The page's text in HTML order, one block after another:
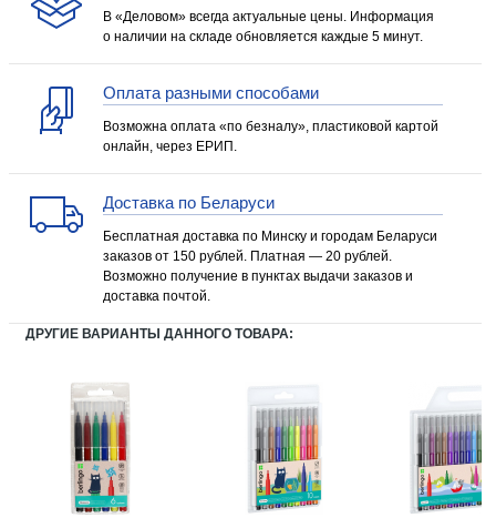
В «Деловом» всегда актуальные цены. Информация
о наличии на складе обновляется каждые 5 минут.
Оплата разными способами
Возможна оплата «по безналу», пластиковой картой
онлайн, через ЕРИП.
Доставка по Беларуси
Бесплатная доставка по Минску и городам Беларуси
заказов от 150 рублей. Платная — 20 рублей.
Возможно получение в пунктах выдачи заказов и
доставка почтой.
ДРУГИЕ ВАРИАНТЫ ДАННОГО ТОВАРА: